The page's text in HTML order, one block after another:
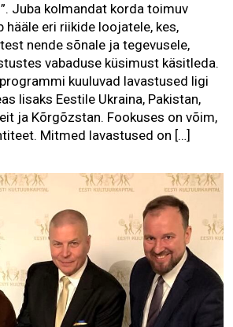
Juba kolmandat korda toimuv
eri riikide loojatele, kes,
nende sõnale ja tegevusele,
vabaduse küsimust käsitleda.
kuuluvad lavastused ligi
lisaks Eestile Ukraina, Pakistan,
ja Kõrgõzstan. Fookuses on võim,
Mitmed lavastused on […]